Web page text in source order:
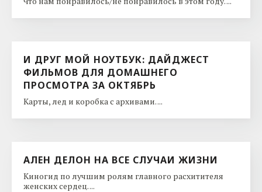
И ДРУГ МОЙ НОУТБУК: ДАЙДЖЕСТ
ФИЛЬМОВ ДЛЯ ДОМАШНЕГО
ПРОСМОТРА ЗА ОКТЯБРЬ
Карты, лед и коробка с архивами. ...
АЛЕН ДЕЛОН НА ВСЕ СЛУЧАИ ЖИЗНИ
Киногид по лучшим ролям главного расхитителя
женских сердец. ...